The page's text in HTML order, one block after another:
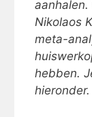
Nikolaos
meta-
hebben.
hieronder.